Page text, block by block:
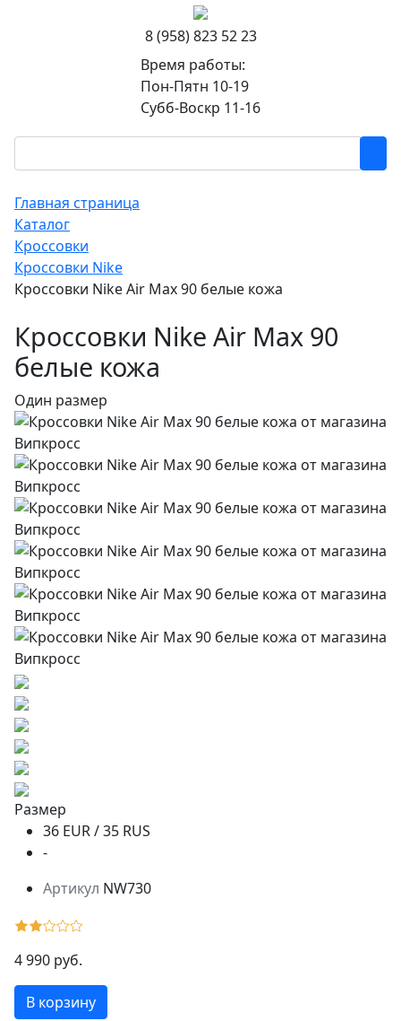
8 (958) 823 52 23
Время работы:
Пон-Пятн 10-19
Субб-Воскр 11-16
Главная страница
Каталог
Кроссовки
Кроссовки Nike
Кроссовки Nike Air Max 90 белые кожа
Кроссовки Nike Air Max 90
белые кожа
Один размер
Размер
36 EUR / 35 RUS
-
Артикул NW730
4 990 руб.
В корзину